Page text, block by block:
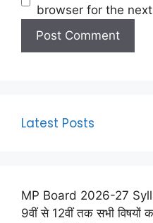
browser for the
Latest Posts
MP Board 2026-27
9वीं से 12वीं तक सभी विषयों